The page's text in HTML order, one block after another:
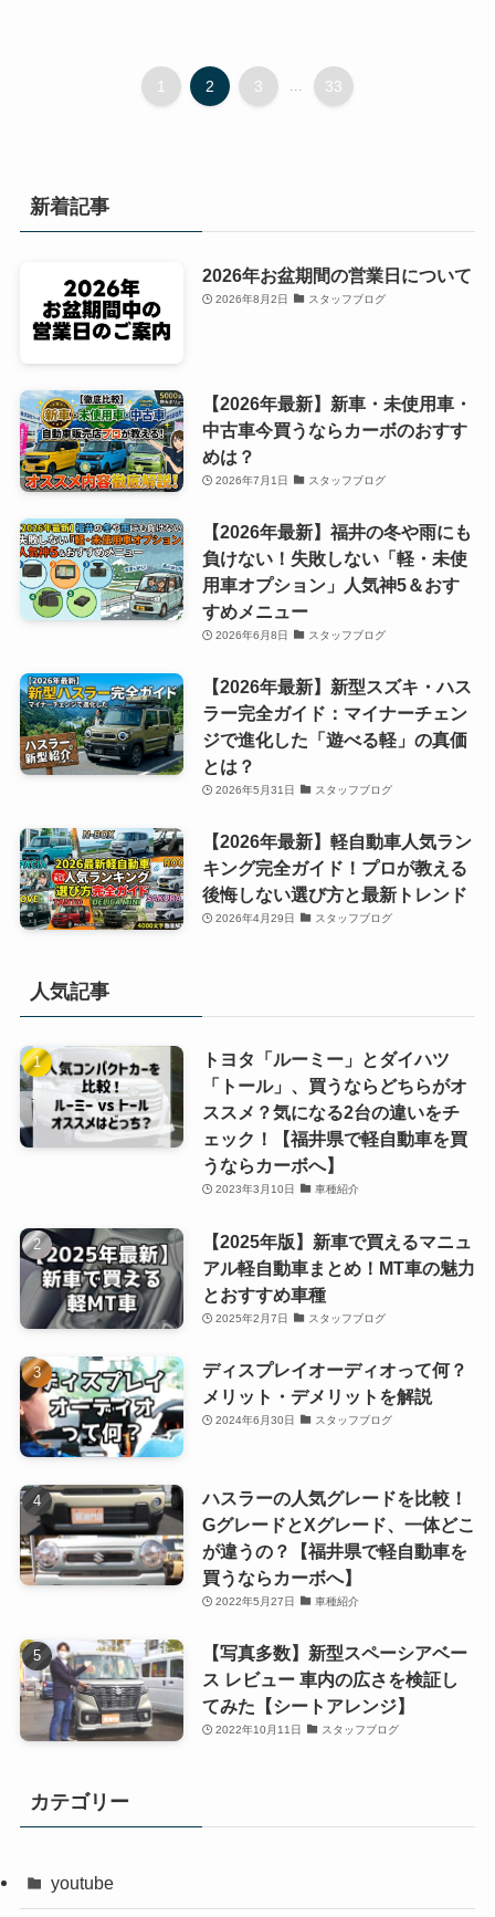
1 2 3 33
新着記事
2026年お盆期間の営業日について
2026年8月2日 スタッフブログ
【2026年最新】新車・未使用車・
中古車今買うならカーボのおすす
めは？
2026年7月1日 スタッフブログ
【2026年最新】福井の冬や雨にも
負けない！失敗しない「軽・未使
用車オプション」人気神5＆おす
すめメニュー
2026年6月8日 スタッフブログ
【2026年最新】新型スズキ・ハス
ラー完全ガイド：マイナーチェン
ジで進化した「遊べる軽」の真価
とは？
2026年5月31日 スタッフブログ
【2026年最新】軽自動車人気ラン
キング完全ガイド！プロが教える
後悔しない選び方と最新トレンド
2026年4月29日 スタッフブログ
人気記事
トヨタ「ルーミー」とダイハツ
「トール」、買うならどちらがオ
ススメ？気になる2台の違いをチ
ェック！【福井県で軽自動車を買
うならカーボへ】
2023年3月10日 車種紹介
【2025年版】新車で買えるマニュ
アル軽自動車まとめ！MT車の魅力
とおすすめ車種
2025年2月7日 スタッフブログ
ディスプレイオーディオって何？
メリット・デメリットを解説
2024年6月30日 スタッフブログ
ハスラーの人気グレードを比較！
GグレードとXグレード、一体どこ
が違うの？【福井県で軽自動車を
買うならカーボへ】
2022年5月27日 車種紹介
【写真多数】新型スペーシアベー
ス レビュー 車内の広さを検証し
てみた【シートアレンジ】
2022年10月11日 スタッフブログ
カテゴリー
youtube